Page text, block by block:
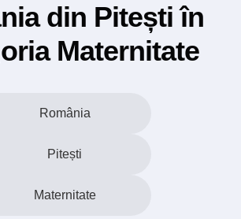
din Pitești în
Maternitate
România
Pitești
Maternitate